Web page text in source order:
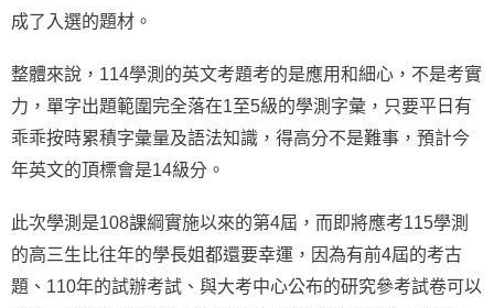
成了入選的題材。
整體來說，114學測的英文考題考的是應用和細心，不是考實
力，單字出題範圍完全落在1至5級的學測字彙，只要平日有
乖乖按時累積字彙量及語法知識，得高分不是難事，預計今
年英文的頂標會是14級分。
此次學測是108課綱實施以來的第4屆，而即將應考115學測
的高三生比往年的學長姐都還要幸運，因為有前4屆的考古
題、110年的試辦考試、與大考中心公布的研究參考試卷可以